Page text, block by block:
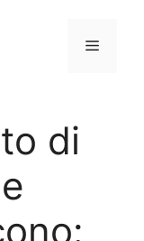
Menu
di